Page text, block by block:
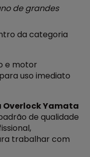
de grandes
da categoria
e motor
uso imediato
Yamata
de qualidade
trabalhar com